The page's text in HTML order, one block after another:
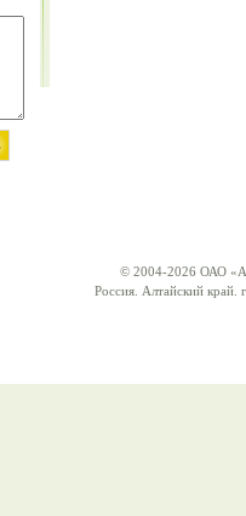
© 2004-2026 ОАО
Россия. Алтайский край.